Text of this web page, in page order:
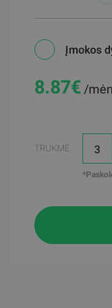
Įmokos
8.87€ /mėn
TRUKMĖ 3